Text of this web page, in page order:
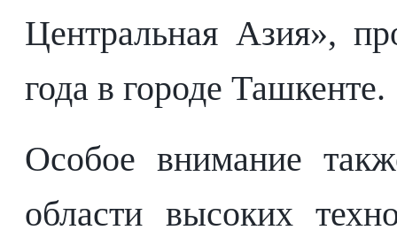
Центральная Азия»,
года в городе Ташкенте.
Особое внимание
области высоких